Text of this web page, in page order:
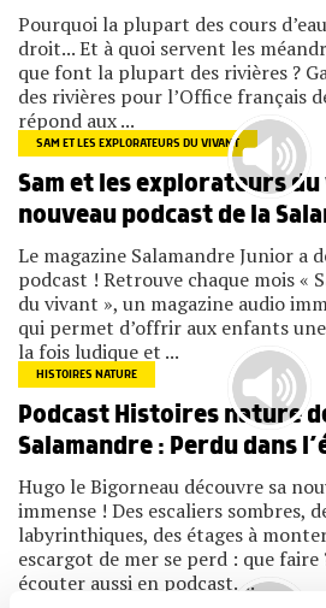
Pourquoi la plupart des cours
droit... Et à quoi servent les
que font la plupart des rivières ?
des rivières pour l’Office français
répond aux ...
SAM ET LES EXPLORATEURS DU VIVANT
Sam et les explorateurs du
nouveau podcast de la
Le magazine Salamandre Junior a
podcast ! Retrouve chaque mois «
du vivant », un magazine audio
qui permet d’offrir aux enfants
la fois ludique et ...
HISTOIRES NATURE
Podcast Histoires nature
Salamandre : Perdu dans
Hugo le Bigorneau découvre sa
immense ! Des escaliers sombres,
labyrinthiques, des étages à
escargot de mer se perd : que faire
écouter aussi en podcast. ...